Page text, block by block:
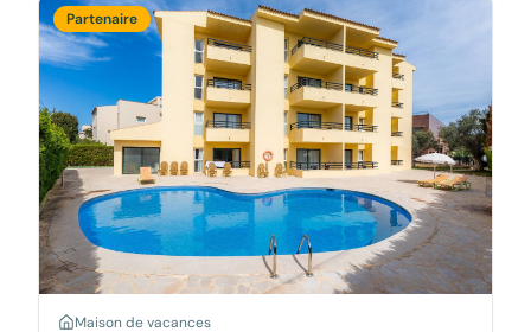
Partenaire
Maison de vacances